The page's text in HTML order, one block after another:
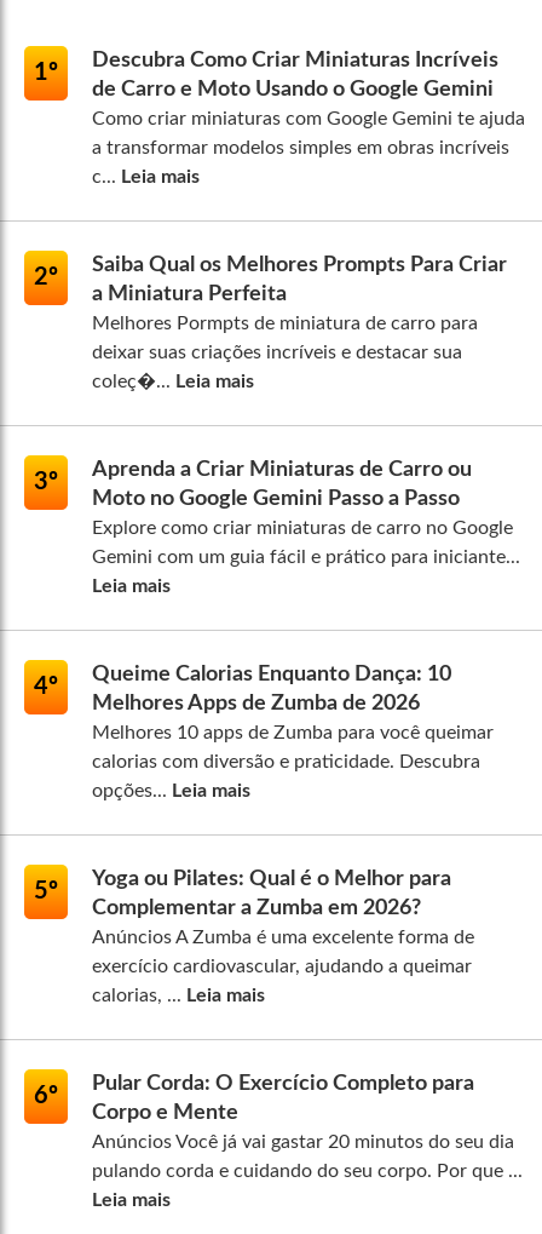
1º
Descubra Como Criar Miniaturas Incríveis
de Carro e Moto Usando o Google Gemini
Como criar miniaturas com Google Gemini te ajuda
a transformar modelos simples em obras incríveis
c... Leia mais
2º
Saiba Qual os Melhores Prompts Para Criar
a Miniatura Perfeita
Melhores Pormpts de miniatura de carro para
deixar suas criações incríveis e destacar sua
coleç�... Leia mais
3º
Aprenda a Criar Miniaturas de Carro ou
Moto no Google Gemini Passo a Passo
Explore como criar miniaturas de carro no Google
Gemini com um guia fácil e prático para iniciante...
Leia mais
4º
Queime Calorias Enquanto Dança: 10
Melhores Apps de Zumba de 2026
Melhores 10 apps de Zumba para você queimar
calorias com diversão e praticidade. Descubra
opções... Leia mais
5º
Yoga ou Pilates: Qual é o Melhor para
Complementar a Zumba em 2026?
Anúncios A Zumba é uma excelente forma de
exercício cardiovascular, ajudando a queimar
calorias, ... Leia mais
6º
Pular Corda: O Exercício Completo para
Corpo e Mente
Anúncios Você já vai gastar 20 minutos do seu dia
pulando corda e cuidando do seu corpo. Por que ...
Leia mais